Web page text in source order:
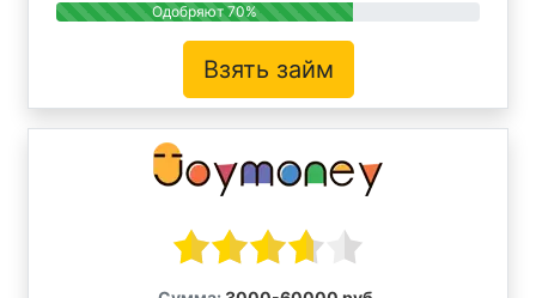
Одобряют 70%
Взять займ